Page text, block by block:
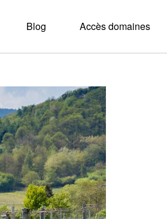
Blog Accès domaines